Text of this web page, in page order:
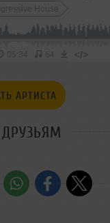
House
05:34 64 </>
АРТИСТА